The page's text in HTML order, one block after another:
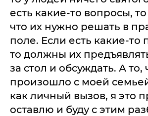
есть какие-то вопросы,
что их нужно решать в
поле. Если есть какие-то
то должны их
за стол и обсуждать. А то,
произошло с моей
как личный вызов, я это
оставлю и буду с этим